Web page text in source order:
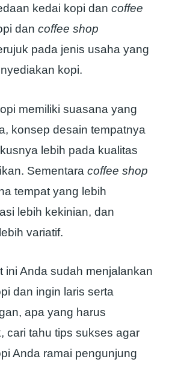
kedai kopi dan coffee
dan coffee shop
pada jenis usaha yang
kopi.
memiliki suasana yang
konsep desain tempatnya
lebih pada kualitas
Sementara coffee shop
tempat yang lebih
lebih kekinian, dan
variatif.
ini Anda sudah menjalankan
dan ingin laris serta
apa yang harus
cari tahu tips sukses agar
Anda ramai pengunjung